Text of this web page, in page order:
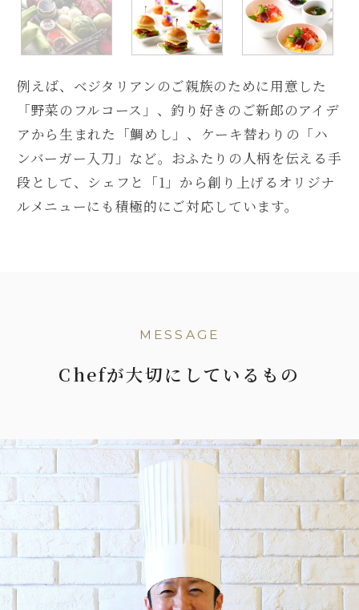
例えば、ベジタリアンのご親族のために用意した
「野菜のフルコース」、釣り好きのご新郎のアイデ
アから生まれた「鯛めし」、ケーキ替わりの「ハ
ンバーガー入刀」など。おふたりの人柄を伝える手
段として、シェフと「1」から創り上げるオリジナ
ルメニューにも積極的にご対応しています。
MESSAGE
Chefが大切にしているもの